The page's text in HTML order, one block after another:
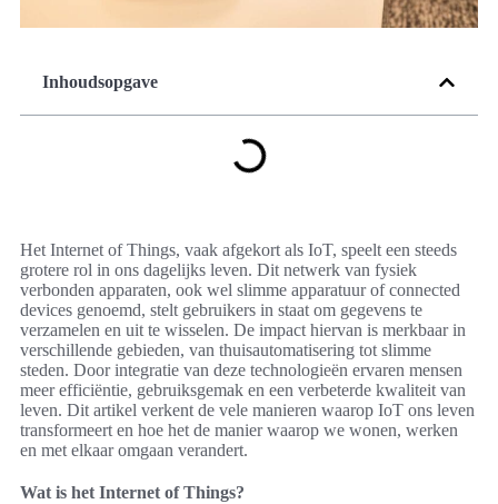
Inhoudsopgave
Het Internet of Things, vaak afgekort als IoT, speelt een steeds
grotere rol in ons dagelijks leven. Dit netwerk van fysiek
verbonden apparaten, ook wel slimme apparatuur of connected
devices genoemd, stelt gebruikers in staat om gegevens te
verzamelen en uit te wisselen. De impact hiervan is merkbaar in
verschillende gebieden, van thuisautomatisering tot slimme
steden. Door integratie van deze technologieën ervaren mensen
meer efficiëntie, gebruiksgemak en een verbeterde kwaliteit van
leven. Dit artikel verkent de vele manieren waarop IoT ons leven
transformeert en hoe het de manier waarop we wonen, werken
en met elkaar omgaan verandert.
Wat is het Internet of Things?